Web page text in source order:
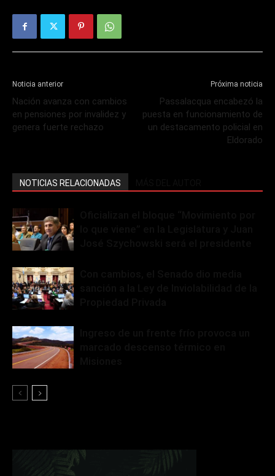
Noticia anterior
Nación avanza con cambios
en pensiones por invalidez y
genera fuerte rechazo
Próxima noticia
Passalacqua encabezó la
puesta en funcionamiento de
un destacamento policial en
Eldorado
NOTICIAS RELACIONADAS